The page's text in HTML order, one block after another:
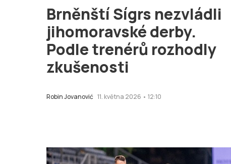
Brněnští Sígrs nezvládli
jihomoravské derby.
Podle trenérů rozhodly
zkušenosti
Robin Jovanović 11. května 2026 • 12:10